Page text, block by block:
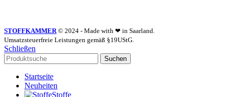
STOFFKAMMER© 2024 - Made with ❤ in Saarland.
Umsatzsteuerfreie Leistungen gemäß §19UStG.
Schließen
Suchen
Startseite
Neuheiten
Stoffe